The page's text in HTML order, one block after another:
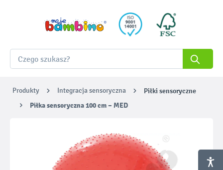
Produkty Integracja sensoryczna
Piłki sensoryczne
Piłka sensoryczna 100 cm – MED